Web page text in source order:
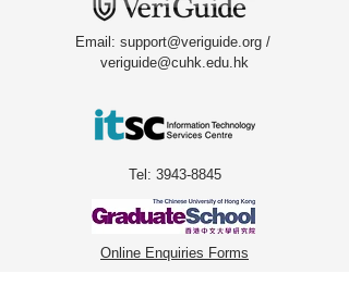
Email: support@veriguide.org/
veriguide@cuhk.edu.hk
Tel: 3943-8845
Online Enquiries Forms